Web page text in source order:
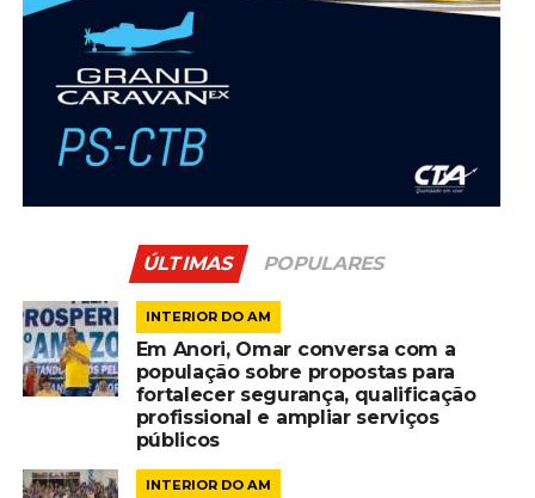
ÚLTIMAS POPULARES
INTERIOR DO AM
Em Anori, Omar conversa com a
população sobre propostas para
fortalecer segurança, qualificação
profissional e ampliar serviços
públicos
INTERIOR DO AM